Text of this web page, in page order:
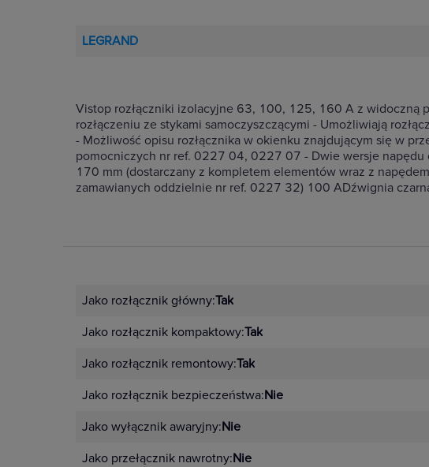
LEGRAND
Vistop rozłączniki izolacyjne 63, 100, 125, 160 A z widoczną
rozłączeniu ze stykami samoczyszczącymi - Umożliwiają
- Możliwość opisu rozłącznika w okienku znajdującym się w
pomocniczych nr ref. 0227 04, 0227 07 - Dwie wersje
170 mm (dostarczany z kompletem elementów wraz z
zamawianych oddzielnie nr ref. 0227 32) 100 ADźwignia
Jako rozłącznik główny:Tak
Jako rozłącznik kompaktowy:Tak
Jako rozłącznik remontowy:Tak
Jako rozłącznik bezpieczeństwa:Nie
Jako wyłącznik awaryjny:Nie
Jako przełącznik nawrotny:Nie